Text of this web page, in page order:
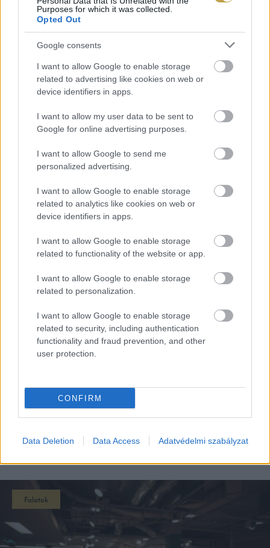
Purposes for which it was collected.
Opted Out
Google consents
I want to allow Google to enable storage
related to advertising like cookies on web or
device identifiers in apps.
I want to allow my user data to be sent to
Google for online advertising purposes.
I want to allow Google to send me
personalized advertising.
I want to allow Google to enable storage
related to analytics like cookies on web or
device identifiers in apps.
I want to allow Google to enable storage
related to functionality of the website or app.
I want to allow Google to enable storage
related to personalization.
I want to allow Google to enable storage
related to security, including authentication
functionality and fraud prevention, and other
user protection.
CONFIRM
Data Deletion Data Access Adatvédelmi szabályzat
Címlapfotó: Nathan Dumlao
Falatok